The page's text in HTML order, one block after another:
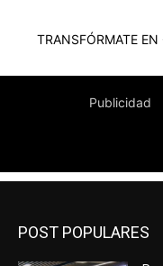
POST POPULARES